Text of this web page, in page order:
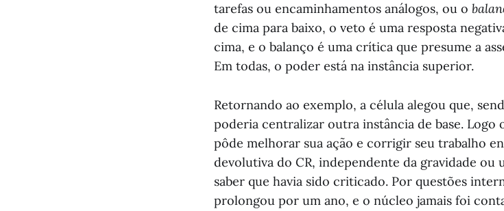
tarefas ou encaminhamentos análogos, ou o
de cima para baixo, o veto é uma resposta
cima, e o balanço é uma crítica que presume a
Em todas, o poder está na instância superior.
Retornando ao exemplo, a célula alegou que,
poderia centralizar outra instância de base.
pôde melhorar sua ação e corrigir seu trabalho
devolutiva do CR, independente da gravidade ou
saber que havia sido criticado. Por questões
prolongou por um ano, e o núcleo jamais foi